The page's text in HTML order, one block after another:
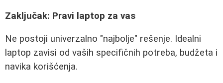
Zaključak: Pravi laptop za vas
Ne postoji univerzalno "najbolje" rešenje. Idealni
laptop zavisi od vaših specifičnih potreba, budžeta i
navika korišćenja.